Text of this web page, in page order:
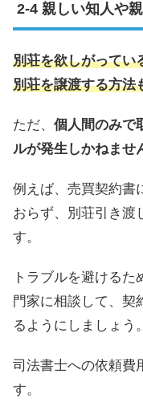
親しい知人や
別荘を欲しがってい
別荘を譲渡する方法
ただ、 個人間のみで
ルが発生しかねませ
例えば、売買契約書
おらず、別荘引き渡
す。
トラブルを避ける
門家に相談して、契
るようにしましょう。
司法書士への依頼費
す。